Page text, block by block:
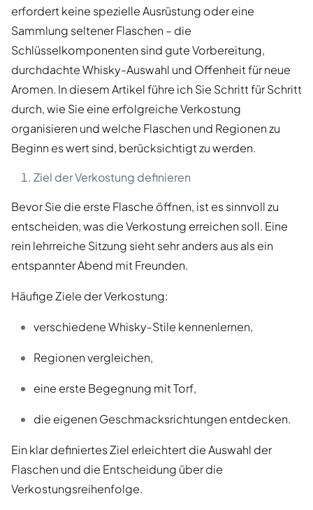
erfordert keine spezielle Ausrüstung oder eine
Sammlung seltener Flaschen – die
Schlüsselkomponenten sind gute Vorbereitung,
durchdachte Whisky-Auswahl und Offenheit für neue
Aromen. In diesem Artikel führe ich Sie Schritt für Schritt
durch, wie Sie eine erfolgreiche Verkostung
organisieren und welche Flaschen und Regionen zu
Beginn es wert sind, berücksichtigt zu werden.
Ziel der Verkostung definieren
Bevor Sie die erste Flasche öffnen, ist es sinnvoll zu
entscheiden, was die Verkostung erreichen soll. Eine
rein lehrreiche Sitzung sieht sehr anders aus als ein
entspannter Abend mit Freunden.
Häufige Ziele der Verkostung:
verschiedene Whisky-Stile kennenlernen,
Regionen vergleichen,
eine erste Begegnung mit Torf,
die eigenen Geschmacksrichtungen entdecken.
Ein klar definiertes Ziel erleichtert die Auswahl der
Flaschen und die Entscheidung über die
Verkostungsreihenfolge.